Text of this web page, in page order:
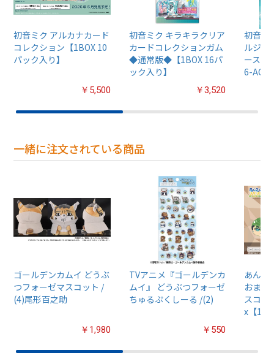
初音ミク アルカナカード
コレクション【1BOX 10
パック入り】
￥5,500
初音ミク キラキラクリア
カードコレクションガム
◆通常版◆【1BOX 16パ
ック入り】
￥3,520
初音ミ
ルジグ
ース【
6-AC80
一緒に注文されている商品
ゴールデンカムイ どうぶ
つフォーゼマスコット /
(4)尾形百之助
￥1,980
TVアニメ『ゴールデンカ
ムイ』 どうぶつフォーゼ
ちゅるぷくしーる /(2)
￥550
あんさ
おまん
スコッ
x【